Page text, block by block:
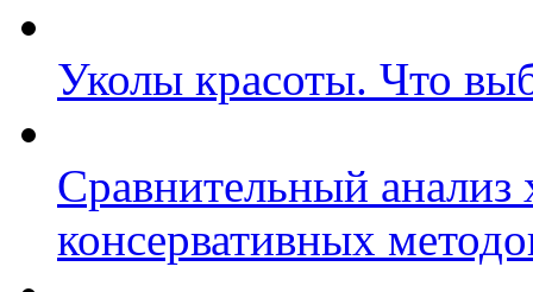
Уколы красоты. Что
Сравнительный анализ
консервативных